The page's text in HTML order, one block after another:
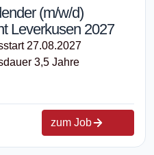
(m/w/d)
Leverkusen 2027
27.08.2027
3,5 Jahre
zum Job